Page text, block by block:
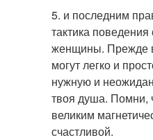
5. и последним
тактика
женщины. Прежде
могут легко и
нужную и
твоя душа. Помни,
великим
счастливой.